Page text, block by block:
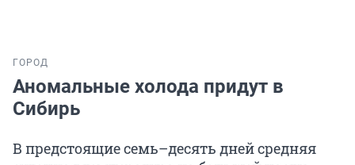
ГОРОД
Аномальные холода придут в
Сибирь
В предстоящие семь–десять дней средняя